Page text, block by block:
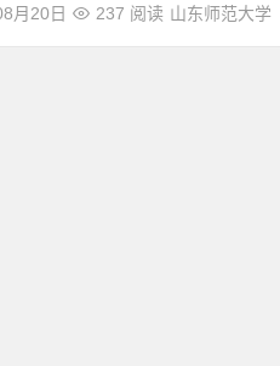
月20日 237 阅读 山东师范大学